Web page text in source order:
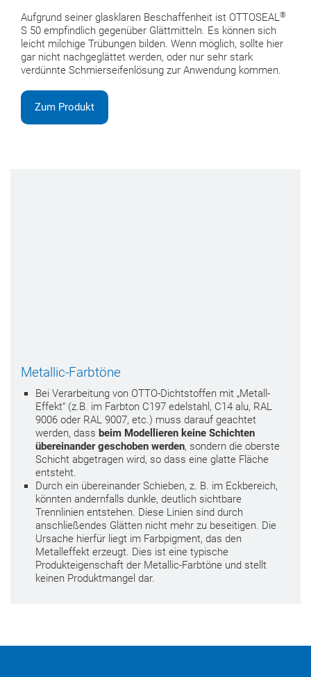
Aufgrund seiner glasklaren Beschaffenheit ist OTTOSEAL ®
S 50 empfindlich gegenüber Glättmitteln. Es können sich
leicht milchige Trübungen bilden. Wenn möglich, sollte hier
gar nicht nachgeglättet werden, oder nur sehr stark
verdünnte Schmierseifenlösung zur Anwendung kommen.
Zum Produkt
Metallic-Farbtöne
Bei Verarbeitung von OTTO-Dichtstoffen mit „Metall-
Effekt“ (z.B. im Farbton C197 edelstahl, C14 alu, RAL
9006 oder RAL 9007, etc.) muss darauf geachtet
werden, dass beim Modellieren keine Schichten
übereinander geschoben werden, sondern die oberste
Schicht abgetragen wird, so dass eine glatte Fläche
entsteht.
Durch ein übereinander Schieben, z. B. im Eckbereich,
könnten andernfalls dunkle, deutlich sichtbare
Trennlinien entstehen. Diese Linien sind durch
anschließendes Glätten nicht mehr zu beseitigen. Die
Ursache hierfür liegt im Farbpigment, das den
Metalleffekt erzeugt. Dies ist eine typische
Produkteigenschaft der Metallic-Farbtöne und stellt
keinen Produktmangel dar.